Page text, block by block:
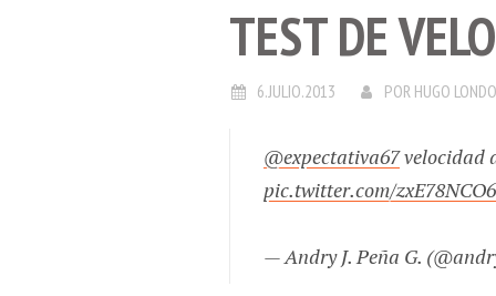
TEST DE
6.JULIO.2013 POR HUGO
@expectativa67velocidad
pic.twitter.com/
— Andry J. Peña G.